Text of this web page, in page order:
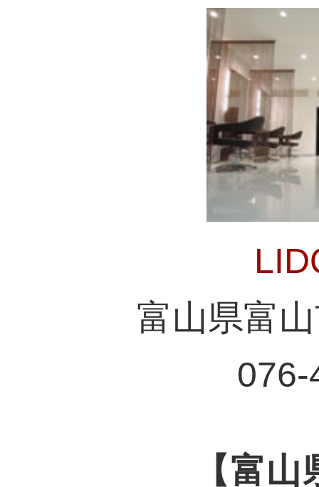
富山県富
076-
【富